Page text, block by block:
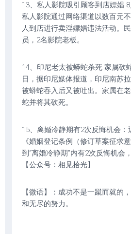
13、私人影院吸引顾客到店嫖娼
私人影院通过网络渠道以数百元
人到店进行卖淫嫖娼违法活动。
员，2名影院老板。
14、印尼老太被蟒蛇杀死 家属砍
日，据印尼媒体报道，印尼南苏
被蟒蛇吞入后又被吐出。家属在
蛇并将其砍死。
15、离婚冷静期有2次反悔机会：
《婚姻登记条例（修订草案征求
到“离婚冷静期”内有2次反悔机会
【公众号：相见拾光】
【微语】：成功不是一蹴而就的
和无尽的努力。